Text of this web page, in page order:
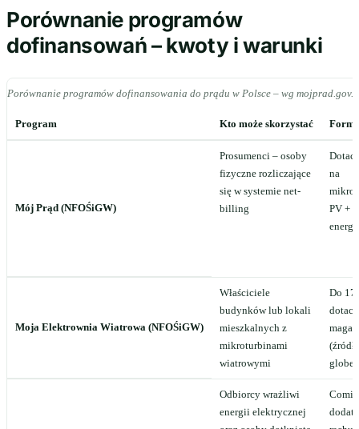
Porównanie programów
dofinansowań – kwoty i warunki
Porównanie programów dofinansowania do prądu w Polsce – wg
Program Kto może skorzystać
Mój Prąd (NFOŚiGW)
Prosumenci – osoby
fizyczne rozliczające
się w systemie net-
billing
na
PV +
Moja Elektrownia Wiatrowa (NFOŚiGW)
Właściciele
budynków lub lokali
mieszkalnych z
mikroturbinami
wiatrowymi
Do 17
Odbiorcy wrażliwi
energii elektrycznej